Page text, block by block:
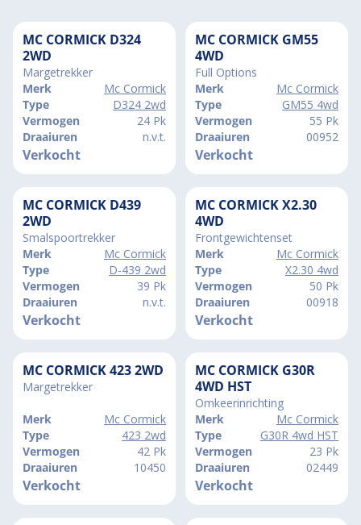
MC CORMICK D324
2WD
Margetrekker
Merk
Mc Cormick
Type
D324 2wd
Vermogen
24 Pk
Draaiuren
n.v.t.
Verkocht
MC CORMICK GM55
4WD
Full Options
Merk
Mc Cormick
Type
GM55 4wd
Vermogen
55 Pk
Draaiuren
00952
Verkocht
MC CORMICK D439
2WD
Smalspoortrekker
Merk
Mc Cormick
Type
D-439 2wd
Vermogen
39 Pk
Draaiuren
n.v.t.
Verkocht
MC CORMICK X2.30
4WD
Frontgewichtenset
Merk
Mc Cormick
Type
X2.30 4wd
Vermogen
50 Pk
Draaiuren
00918
Verkocht
MC CORMICK 423 2WD
Margetrekker
Merk
Mc Cormick
Type
423 2wd
Vermogen
42 Pk
Draaiuren
10450
Verkocht
MC CORMICK G30R
4WD HST
Omkeerinrichting
Merk
Mc Cormick
Type
G30R 4wd HST
Vermogen
23 Pk
Draaiuren
02449
Verkocht